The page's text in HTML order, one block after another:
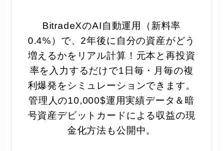
BitradeXのAI自動運用（新料率
0.4%）で、2年後に自分の資産がどう
増えるかをリアル計算！元本と再投資
率を入力するだけで1日毎・月毎の複
利爆発をシミュレーションできます。
管理人の10,000$運用実績データ＆暗
号資産デビットカードによる収益の現
金化方法も公開中。